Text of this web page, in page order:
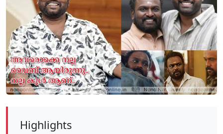
Highlights